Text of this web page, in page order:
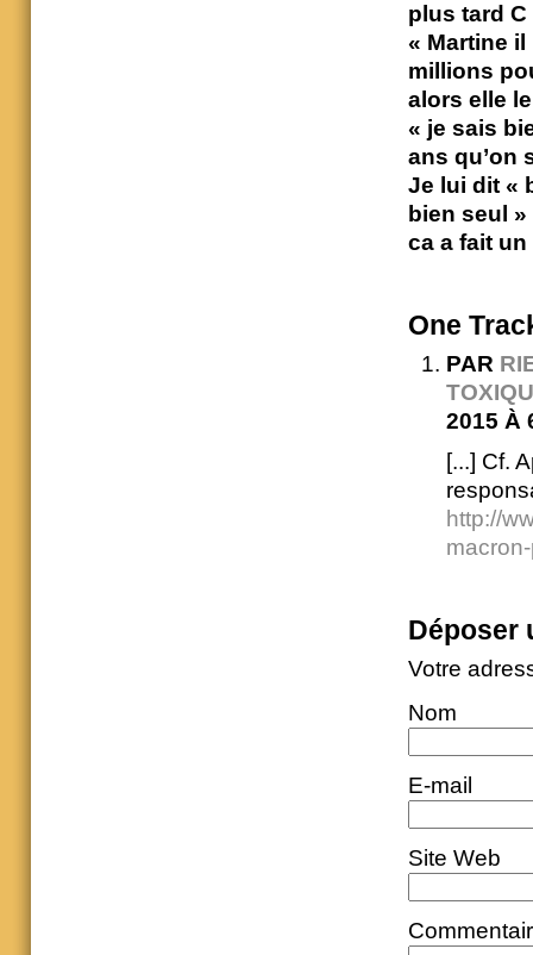
plus tard
« Martine il
millions
alors elle
« je sais
ans qu’on
Je lui dit «
bien seul »
ca a fait
One
PAR
2015 À
[...] Cf.
http://
Déposer
Votre
Nom
E-mail
Site Web